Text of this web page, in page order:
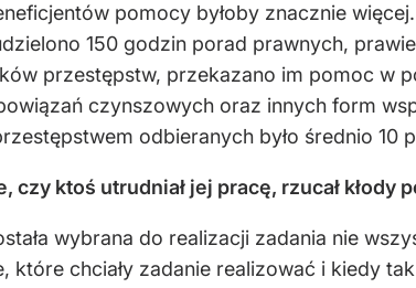
pomocy byłoby znacznie
150 godzin porad prawnych,
przestępstw, przekazano im pomoc w
czynszowych oraz innych form
odbieranych było średnio 10
czy ktoś utrudniał jej pracę, rzucał kłody
wybrana do realizacji zadania nie
które chciały zadanie realizować i kiedy